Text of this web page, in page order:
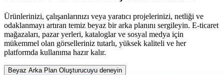
Ürünlerinizi, çalışanlarınızı veya yaratıcı projelerinizi, netliği ve
odaklanmayı artıran temiz beyaz bir arka planını sergileyin. E-ticaret
mağazaları, pazar yerleri, kataloglar ve sosyal medya için
mükemmel olan görselleriniz tutarlı, yüksek kaliteli ve her
platformda kullanıma hazır kalır.
Beyaz Arka Plan Oluşturucuyu deneyin